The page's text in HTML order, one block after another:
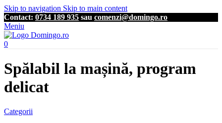
Skip to navigation Skip to main content
Contact: 0734 189 935 sau comenzi@domingo.ro
Meniu
0
Spălabil la mașină, program
delicat
Categorii